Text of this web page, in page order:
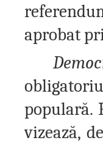
aprobat
populară.
vizează,